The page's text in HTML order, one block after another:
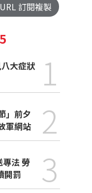
訂閱複製
1
」前夕
軍網站
2
法 勞
開罰
3